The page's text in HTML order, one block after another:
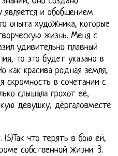
и обобщением
опыта художника, которые
жизнь. Меня с
удивительно плавный
то это будет указано в
как красива родная земля,
скромность в сочетании с
слышала грохот её,
девушку, дёргаловместе
что терять в бою ей,
собственной жизни. 3.